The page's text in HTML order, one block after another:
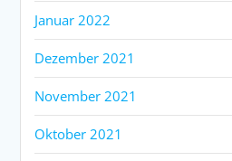
Januar 2022
Dezember 2021
November 2021
Oktober 2021